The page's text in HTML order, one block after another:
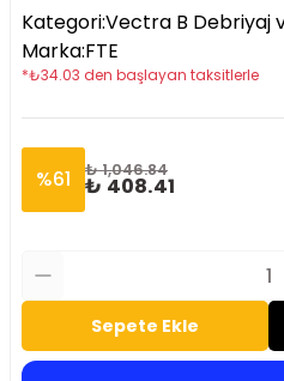
Kategori:Vectra B Debriyaj
Marka:FTE
*₺34.03 den başlayan taksitlerle
%61 ₺ 1,046.84
₺ 408.41
Sepete Ekle